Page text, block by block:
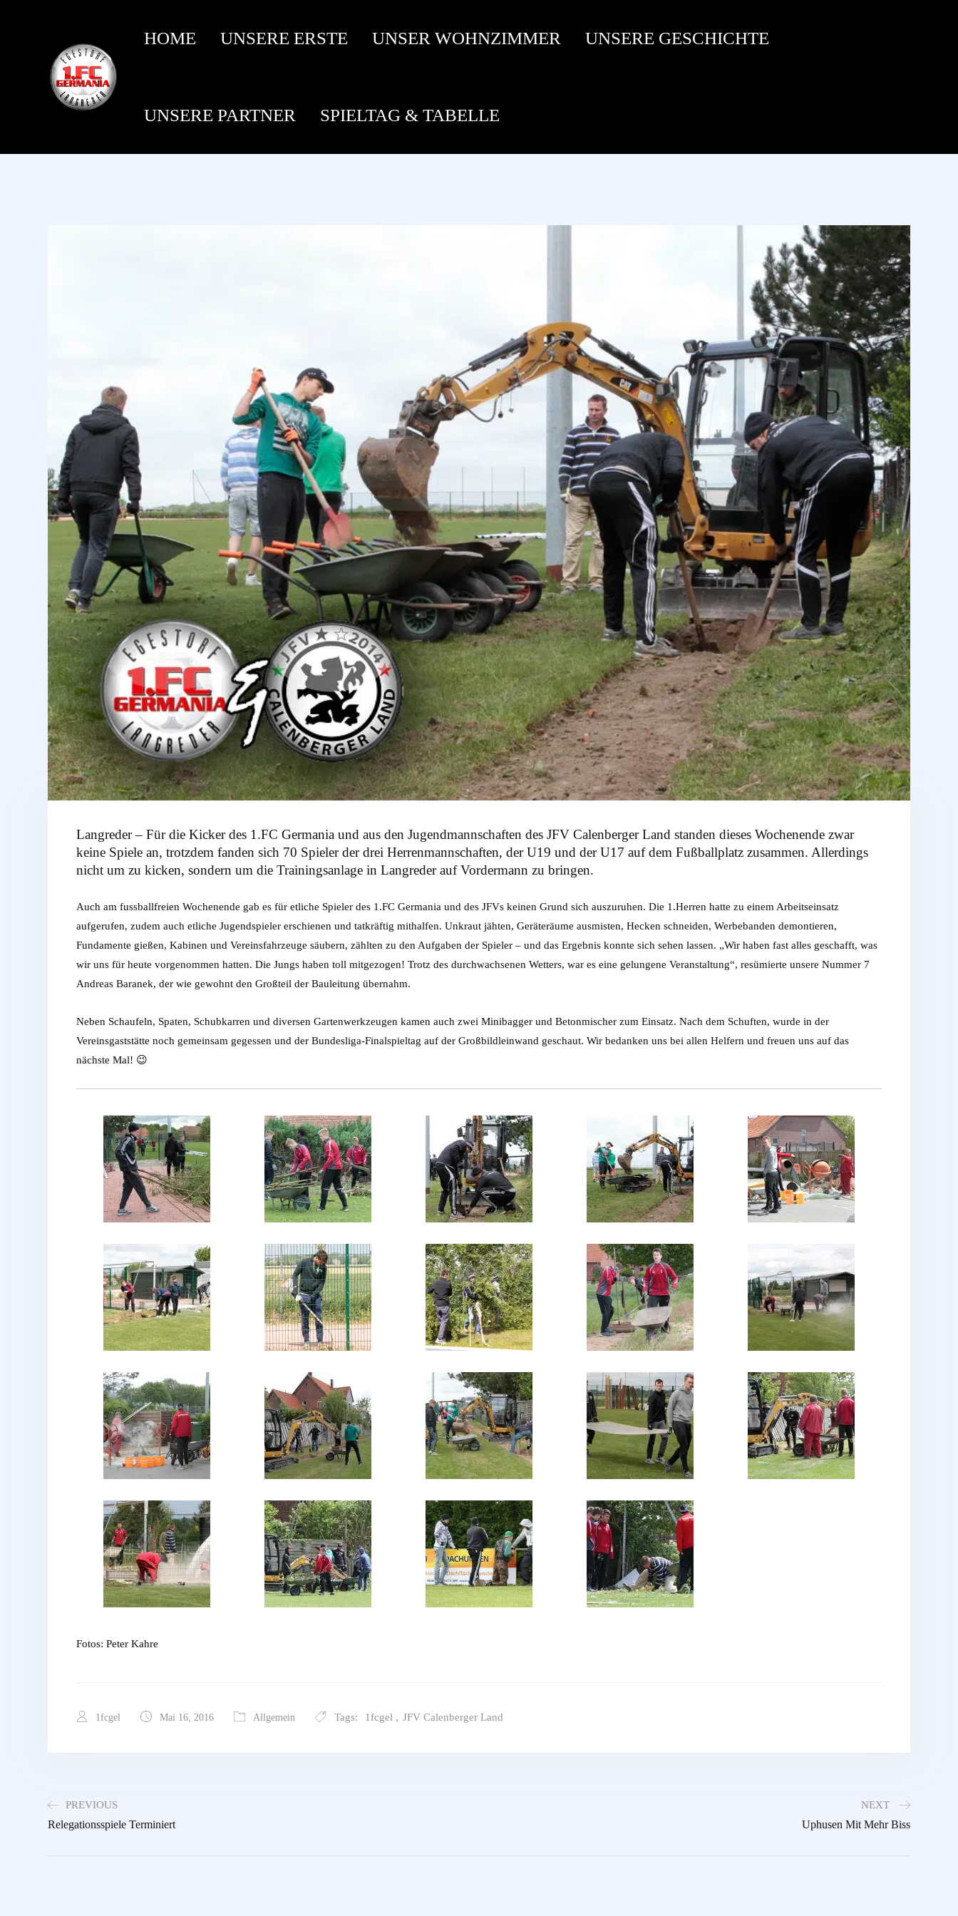
HOME UNSERE ERSTE UNSER WOHNZIMMER UNSERE GESCHICHTE
UNSERE PARTNER SPIELTAG & TABELLE
Langreder – Für die Kicker des 1.FC Germania und aus den Jugendmannschaften des JFV Calenberger Land standen dieses Wochenende zwar
keine Spiele an, trotzdem fanden sich 70 Spieler der drei Herrenmannschaften, der U19 und der U17 auf dem Fußballplatz zusammen. Allerdings
nicht um zu kicken, sondern um die Trainingsanlage in Langreder auf Vordermann zu bringen.
Auch am fussballfreien Wochenende gab es für etliche Spieler des 1.FC Germania und des JFVs keinen Grund sich auszuruhen. Die 1.Herren hatte zu einem Arbeitseinsatz
aufgerufen, zudem auch etliche Jugendspieler erschienen und tatkräftig mithalfen. Unkraut jähten, Geräteräume ausmisten, Hecken schneiden, Werbebanden demontieren,
Fundamente gießen, Kabinen und Vereinsfahrzeuge säubern, zählten zu den Aufgaben der Spieler – und das Ergebnis konnte sich sehen lassen. „Wir haben fast alles geschafft, was
wir uns für heute vorgenommen hatten. Die Jungs haben toll mitgezogen! Trotz des durchwachsenen Wetters, war es eine gelungene Veranstaltung“, resümierte unsere Nummer 7
Andreas Baranek, der wie gewohnt den Großteil der Bauleitung übernahm.
Neben Schaufeln, Spaten, Schubkarren und diversen Gartenwerkzeugen kamen auch zwei Minibagger und Betonmischer zum Einsatz. Nach dem Schuften, wurde in der
Vereinsgaststätte noch gemeinsam gegessen und der Bundesliga-Finalspieltag auf der Großbildleinwand geschaut. Wir bedanken uns bei allen Helfern und freuen uns auf das
nächste Mal! 😉
Fotos: Peter Kahre
1fcgel Mai 16, 2016 Allgemein Tags: 1fcgel , JFV Calenberger Land
PREVIOUS
Relegationsspiele Terminiert
NEXT
Uphusen Mit Mehr Biss